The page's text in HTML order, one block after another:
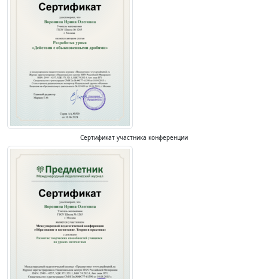
Сертификат участника конференции